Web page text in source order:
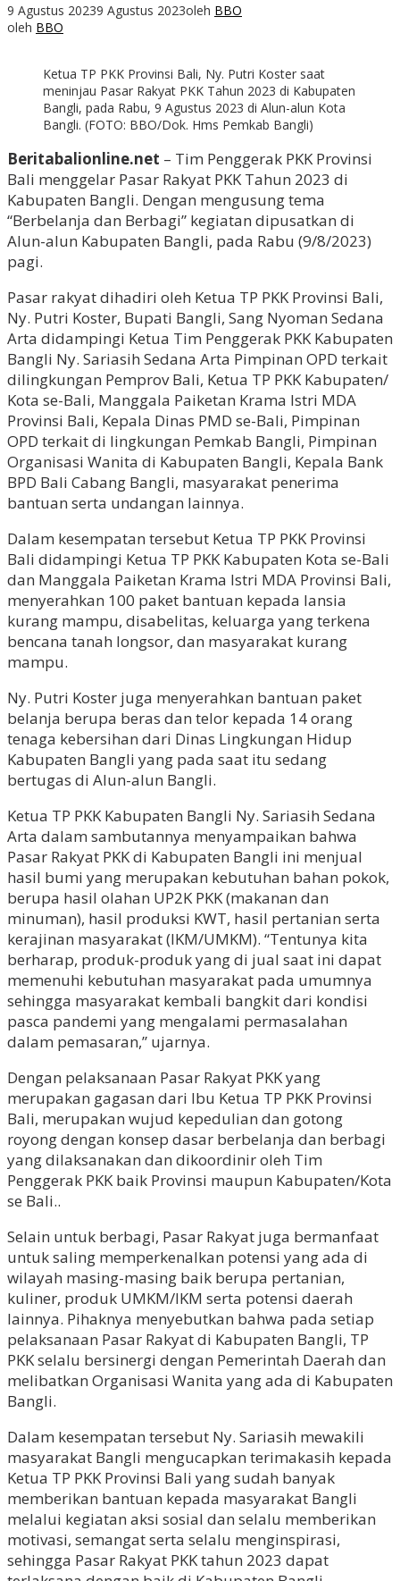
9 Agustus 20239 Agustus 2023oleh BBO
oleh BBO
Ketua TP PKK Provinsi Bali, Ny. Putri Koster saat
meninjau Pasar Rakyat PKK Tahun 2023 di Kabupaten
Bangli, pada Rabu, 9 Agustus 2023 di Alun-alun Kota
Bangli. (FOTO: BBO/Dok. Hms Pemkab Bangli)
Beritabalionline.net – Tim Penggerak PKK Provinsi
Bali menggelar Pasar Rakyat PKK Tahun 2023 di
Kabupaten Bangli. Dengan mengusung tema
“Berbelanja dan Berbagi” kegiatan dipusatkan di
Alun-alun Kabupaten Bangli, pada Rabu (9/8/2023)
pagi.
Pasar rakyat dihadiri oleh Ketua TP PKK Provinsi Bali,
Ny. Putri Koster, Bupati Bangli, Sang Nyoman Sedana
Arta didampingi Ketua Tim Penggerak PKK Kabupaten
Bangli Ny. Sariasih Sedana Arta Pimpinan OPD terkait
dilingkungan Pemprov Bali, Ketua TP PKK Kabupaten/
Kota se-Bali, Manggala Paiketan Krama Istri MDA
Provinsi Bali, Kepala Dinas PMD se-Bali, Pimpinan
OPD terkait di lingkungan Pemkab Bangli, Pimpinan
Organisasi Wanita di Kabupaten Bangli, Kepala Bank
BPD Bali Cabang Bangli, masyarakat penerima
bantuan serta undangan lainnya.
Dalam kesempatan tersebut Ketua TP PKK Provinsi
Bali didampingi Ketua TP PKK Kabupaten Kota se-Bali
dan Manggala Paiketan Krama Istri MDA Provinsi Bali,
menyerahkan 100 paket bantuan kepada lansia
kurang mampu, disabelitas, keluarga yang terkena
bencana tanah longsor, dan masyarakat kurang
mampu.
Ny. Putri Koster juga menyerahkan bantuan paket
belanja berupa beras dan telor kepada 14 orang
tenaga kebersihan dari Dinas Lingkungan Hidup
Kabupaten Bangli yang pada saat itu sedang
bertugas di Alun-alun Bangli.
Ketua TP PKK Kabupaten Bangli Ny. Sariasih Sedana
Arta dalam sambutannya menyampaikan bahwa
Pasar Rakyat PKK di Kabupaten Bangli ini menjual
hasil bumi yang merupakan kebutuhan bahan pokok,
berupa hasil olahan UP2K PKK (makanan dan
minuman), hasil produksi KWT, hasil pertanian serta
kerajinan masyarakat (IKM/UMKM). “Tentunya kita
berharap, produk-produk yang di jual saat ini dapat
memenuhi kebutuhan masyarakat pada umumnya
sehingga masyarakat kembali bangkit dari kondisi
pasca pandemi yang mengalami permasalahan
dalam pemasaran,” ujarnya.
Dengan pelaksanaan Pasar Rakyat PKK yang
merupakan gagasan dari Ibu Ketua TP PKK Provinsi
Bali, merupakan wujud kepedulian dan gotong
royong dengan konsep dasar berbelanja dan berbagi
yang dilaksanakan dan dikoordinir oleh Tim
Penggerak PKK baik Provinsi maupun Kabupaten/Kota
se Bali..
Selain untuk berbagi, Pasar Rakyat juga bermanfaat
untuk saling memperkenalkan potensi yang ada di
wilayah masing-masing baik berupa pertanian,
kuliner, produk UMKM/IKM serta potensi daerah
lainnya. Pihaknya menyebutkan bahwa pada setiap
pelaksanaan Pasar Rakyat di Kabupaten Bangli, TP
PKK selalu bersinergi dengan Pemerintah Daerah dan
melibatkan Organisasi Wanita yang ada di Kabupaten
Bangli.
Dalam kesempatan tersebut Ny. Sariasih mewakili
masyarakat Bangli mengucapkan terimakasih kepada
Ketua TP PKK Provinsi Bali yang sudah banyak
memberikan bantuan kepada masyarakat Bangli
melalui kegiatan aksi sosial dan selalu memberikan
motivasi, semangat serta selalu menginspirasi,
sehingga Pasar Rakyat PKK tahun 2023 dapat